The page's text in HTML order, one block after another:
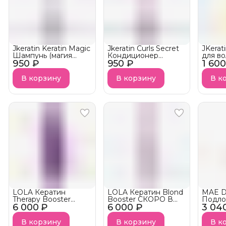
950 ₽
Jkeratin Keratin Magic
Шампунь (магия
кератина) СКОРО В
НАЛИЧИИ!
В корзину
950 ₽
Jkeratin Curls Secret
Кондиционер
(секрет кудрей) для
вьющихся и кудрявых
волос СКОРО В
НАЛИЧИИ!
В корзину
1
для
Spray
среды
В
6 000 ₽
LOLA Кератин
Therapy Booster
СКОРО В
НАЛИЧИИ!
В корзину
6 000 ₽
LOLA Кератин Blond
Booster СКОРО В
НАЛИЧИИ!
В корзину
3
MAE
для
В